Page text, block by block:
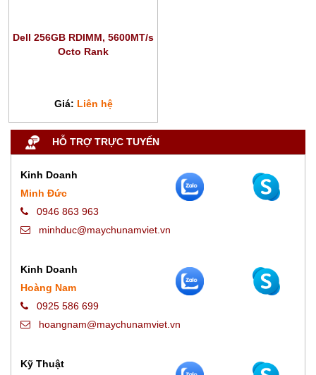
Dell 256GB RDIMM, 5600MT/s
Octo Rank
Giá: Liên hệ
HỖ TRỢ TRỰC TUYẾN
Kinh Doanh
Minh Đức
0946 863 963
minhduc@maychunamviet.vn
Kinh Doanh
Hoàng Nam
0925 586 699
hoangnam@maychunamviet.vn
Kỹ Thuật